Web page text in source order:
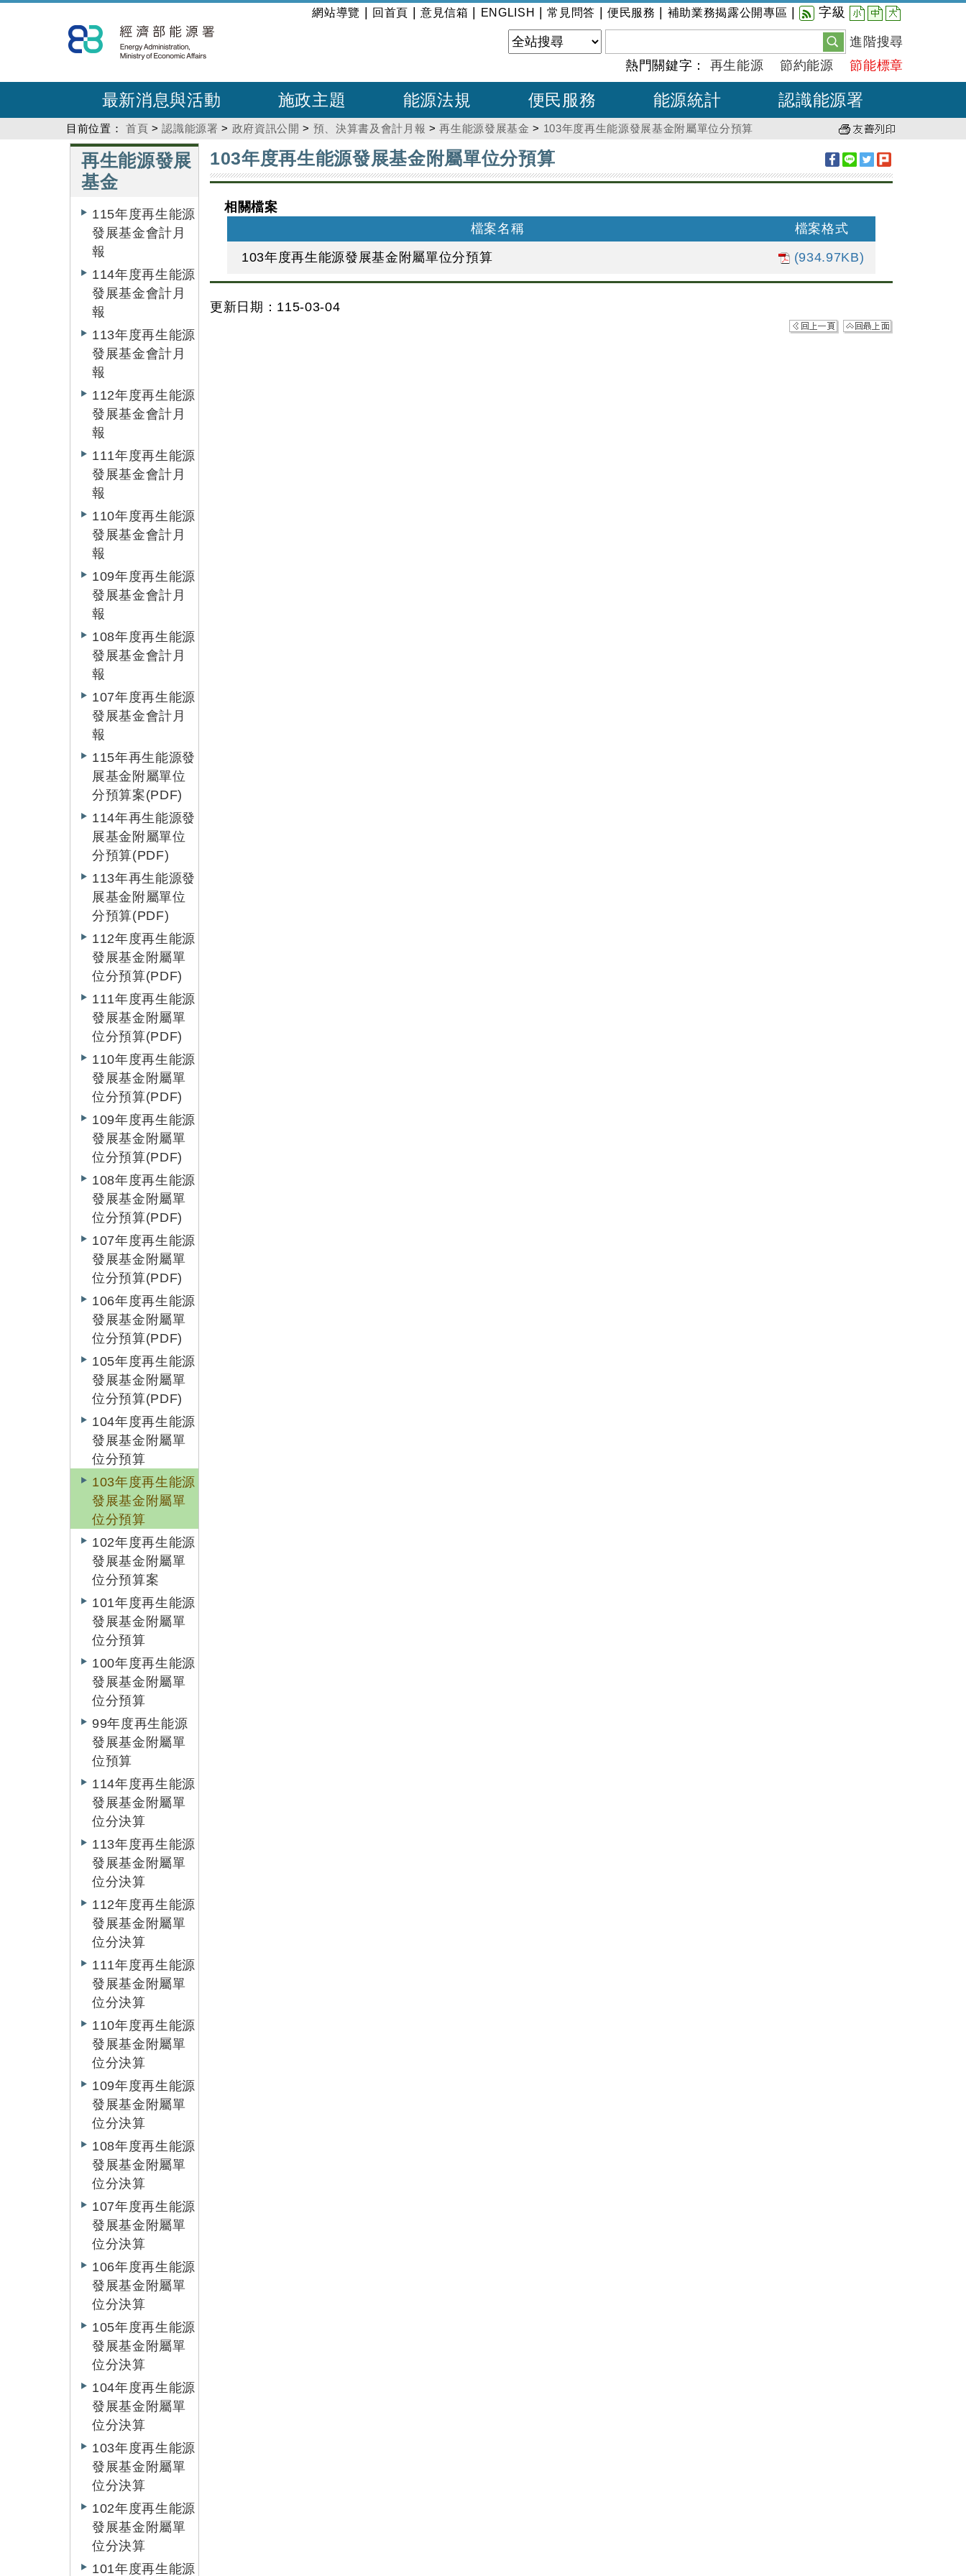
到
主
內
:::
網站導覽 回首頁 意見信箱 ENGLISH |常見問答 便民服務 補助業務揭露公開專區 字級 小 中 大
進階搜尋
熱門關鍵字： 再生能源 節約能源 節能標章
最新消息與活動 施政主題 能源法規 便民服務 能源統計 認識能源署
目前位置： 首頁 >認識能源署 > 政府資訊公開 > 預、決算書及會計月報 >再生能源發展基金 > 103年度再生能源發展基金附屬單位分預算
再生能源發展
基金
115年度再生能源
發展基金會計月
報
114年度再生能源
發展基金會計月
報
113年度再生能源
發展基金會計月
報
112年度再生能源
發展基金會計月
報
111年度再生能源
發展基金會計月
報
110年度再生能源
發展基金會計月
報
109年度再生能源
發展基金會計月
報
108年度再生能源
發展基金會計月
報
107年度再生能源
發展基金會計月
報
115年再生能源發
展基金附屬單位
分預算案(PDF)
114年再生能源發
展基金附屬單位
分預算(PDF)
113年再生能源發
展基金附屬單位
分預算(PDF)
112年度再生能源
發展基金附屬單
位分預算(PDF)
111年度再生能源
發展基金附屬單
位分預算(PDF)
110年度再生能源
發展基金附屬單
位分預算(PDF)
109年度再生能源
發展基金附屬單
位分預算(PDF)
108年度再生能源
發展基金附屬單
位分預算(PDF)
107年度再生能源
發展基金附屬單
位分預算(PDF)
106年度再生能源
發展基金附屬單
位分預算(PDF)
105年度再生能源
發展基金附屬單
位分預算(PDF)
104年度再生能源
發展基金附屬單
位分預算
103年度再生能源
發展基金附屬單
位分預算
102年度再生能源
發展基金附屬單
位分預算案
101年度再生能源
發展基金附屬單
位分預算
100年度再生能源
發展基金附屬單
位分預算
99年度再生能源
發展基金附屬單
位預算
114年度再生能源
發展基金附屬單
位分決算
113年度再生能源
發展基金附屬單
位分決算
112年度再生能源
發展基金附屬單
位分決算
111年度再生能源
發展基金附屬單
位分決算
110年度再生能源
發展基金附屬單
位分決算
109年度再生能源
發展基金附屬單
位分決算
108年度再生能源
發展基金附屬單
位分決算
107年度再生能源
發展基金附屬單
位分決算
106年度再生能源
發展基金附屬單
位分決算
105年度再生能源
發展基金附屬單
位分決算
104年度再生能源
發展基金附屬單
位分決算
103年度再生能源
發展基金附屬單
位分決算
102年度再生能源
發展基金附屬單
位分決算
101年度再生能源
103年度再生能源發展基金附屬單位分預算
相關檔案
檔案名稱
檔案格式
103年度再生能源發展基金附屬單位分預算
(934.97KB)
更新日期：115-03-04